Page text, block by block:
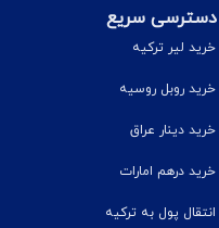
دسترسی سریع
خرید لیر ترکیه
خرید روبل روسیه
خرید دینار عراق
خرید درهم امارات
انتقال پول به ترکیه